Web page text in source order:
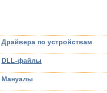
Драйвера по устройствам
DLL-файлы
Мануалы